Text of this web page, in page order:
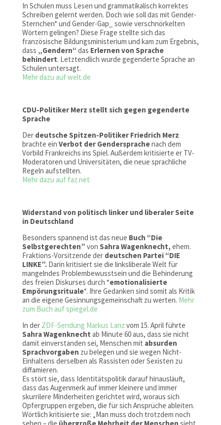
In Schulen muss Lesen und grammatikalisch korrektes
Schreiben gelernt werden. Doch wie soll das mit Gender-
Sternchen* und Gender-Gap_ sowie verschnörkelten
Wörtern gelingen? Diese Frage stellte sich das
französische Bildungsministerium und kam zum Ergebnis,
dass „Gendern“ das Erlernen von Sprache
behindert. Letztendlich wurde gegenderte Sprache an
Schulen untersagt.
Mehr dazu auf welt.de
CDU-Politiker Merz stellt sich gegen gegenderte
Sprache
Der deutsche Spitzen-Politiker Friedrich Merz
brachte ein Verbot der Gendersprachenach dem
Vorbild Frankreichs ins Spiel. Außerdem kritisierte er TV-
Moderatoren und Universitäten, die neue sprachliche
Regeln aufstellten.
Mehr dazu auf faz.net
Widerstand von politisch linker und liberaler Seite
in Deutschland
Besonders spannend ist das neue Buch “Die
Selbstgerechten” von Sahra Wagenknecht, ehem.
Fraktions-Vorsitzende der deutschen Partei “DIE
LINKE”. Darin kritisiert sie die linksliberale Welt für
mangelndes Problembewusstsein und die Behinderung
des freien Diskurses durch “emotionalisierte
Empörungsrituale“. Ihre Gedanken sind somit als Kritik
an die eigene Gesinnungsgemeinschaft zu werten. Mehr
zum Buch auf spiegel.de
In der ZDF-Sendung Markus Lanz vom 15. April führte
Sahra Wagenknecht ab Minute 60 aus, dass sie nicht
damit einverstanden sei, Menschen mit absurden
Sprachvorgaben zu belegen und sie wegen Nicht-
Einhaltens derselben als Rassisten oder Sexisten zu
diffamieren.
Es stört sie, dass Identitätspolitik darauf hinausläuft,
dass das Augenmerk auf immer kleinere und immer
skurrilere Minderheiten gerichtet wird, woraus sich
Opfergruppen ergeben, die für sich Ansprüche ableiten.
Wörtlich kritisierte sie: „Man muss doch trotzdem noch
sehen – die übergroße Mehrheit der Menschen sieht